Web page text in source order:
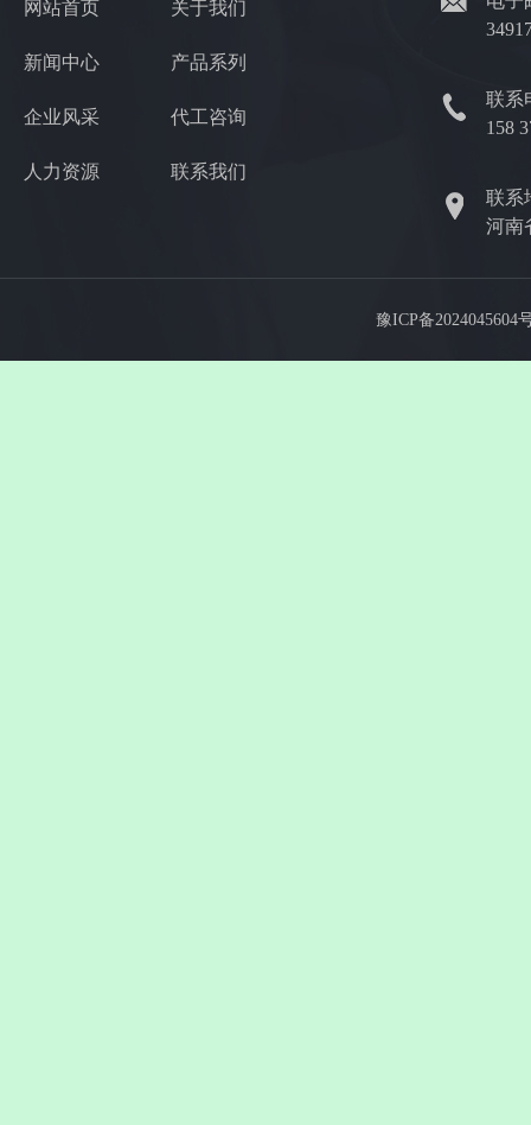
网站首页 关于我们
新闻中心 产品系列
企业风采 代工咨询
人力资源 联系我们
联系
158
联系
河南
豫ICP备2024045604